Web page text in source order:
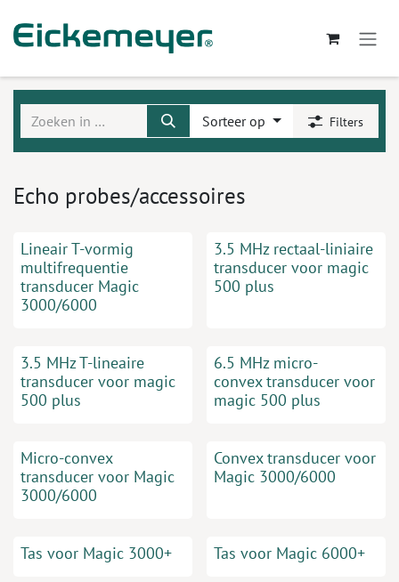
Sorteer op Filters
Echo probes/accessoires
Lineair T-vormig
multifrequentie
transducer Magic
3000/6000
3.5 MHz rectaal-liniaire
transducer voor magic
500 plus
3.5 MHz T-lineaire
transducer voor magic
500 plus
6.5 MHz micro-
convex transducer voor
magic 500 plus
Micro-convex
transducer voor Magic
3000/6000
Convex transducer voor
Magic 3000/6000
Tas voor Magic 3000+ Tas voor Magic 6000+